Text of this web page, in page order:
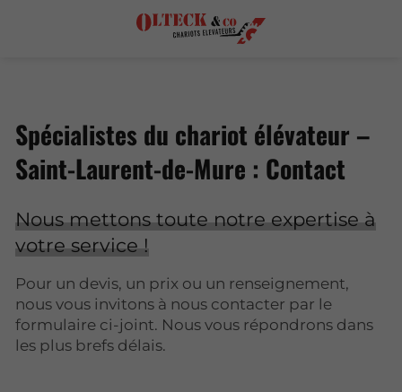
Spécialistes du chariot élévateur –
Saint-Laurent-de-Mure : Contact
Nous mettons toute notre expertise à
votre service !
Pour un devis, un prix ou un renseignement,
nous vous invitons à nous contacter par le
formulaire ci-joint. Nous vous répondrons dans
les plus brefs délais.